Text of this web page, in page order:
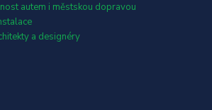
autem i městskou dopravou
a designéry